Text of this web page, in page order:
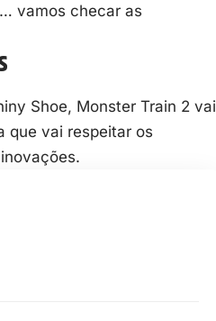
vamos checar as
Shoe, Monster Train 2 vai
que vai respeitar os